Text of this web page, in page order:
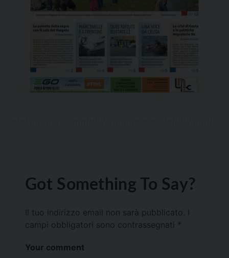
Got Something To Say?
Il tuo indirizzo email non sarà pubblicato.
campi obbligatori sono contrassegnati *
Your comment